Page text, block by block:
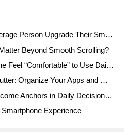
How Often Should the Average Person Upgrade Their Smartphone?
Beyond Smooth Scrolling?
What Makes a Smartphone Feel “Comfortable” to Use Daily?
The 5-minute Phone Declutter: Organize Your Apps and Mind
Why Do Smartphones Become Anchors in Daily Decision Flow?
Experience